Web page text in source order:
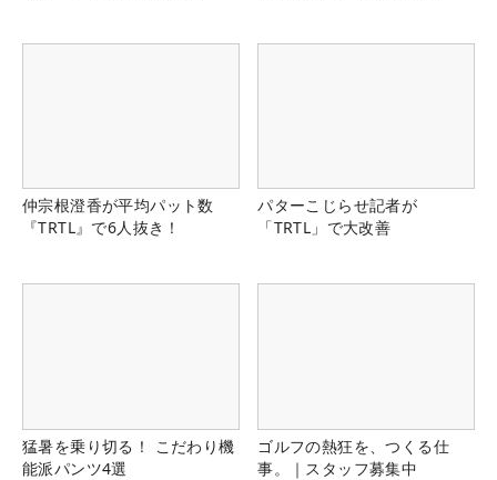
仲宗根澄香が平均パット数
『TRTL』で6人抜き！
パターこじらせ記者が
「TRTL」で大改善
猛暑を乗り切る！ こだわり機
能派パンツ4選
ゴルフの熱狂を、つくる仕
事。｜スタッフ募集中